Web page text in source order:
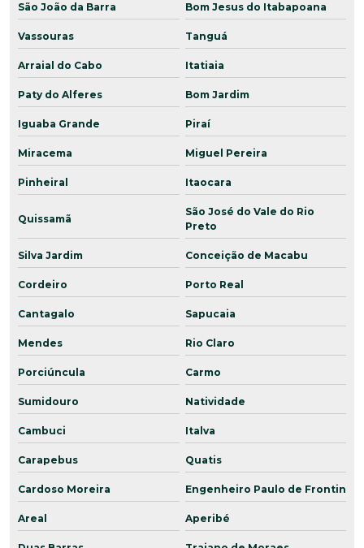
São João da Barra Bom Jesus do Itabapoana
Vassouras Tanguá
Arraial do Cabo Itatiaia
Paty do Alferes Bom Jardim
Iguaba Grande Piraí
Miracema Miguel Pereira
Pinheiral Itaocara
Quissamã
São José do Vale do Rio
Preto
Silva Jardim Conceição de Macabu
Cordeiro Porto Real
Cantagalo Sapucaia
Mendes Rio Claro
Porciúncula Carmo
Sumidouro Natividade
Cambuci Italva
Carapebus Quatis
Cardoso Moreira Engenheiro Paulo de Frontin
Areal Aperibé